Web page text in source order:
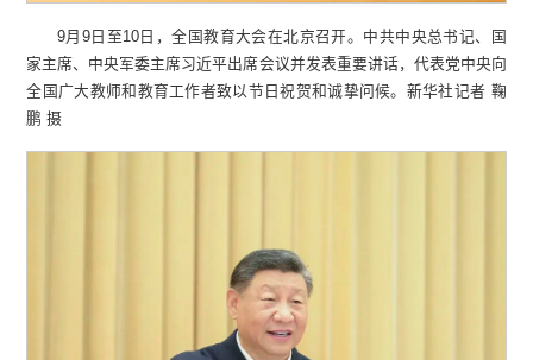
9月9日至10日，全国教育大会在北京召开。中共中央总书记、国
家主席、中央军委主席习近平出席会议并发表重要讲话，代表党中央向
全国广大教师和教育工作者致以节日祝贺和诚挚问候。新华社记者 鞠
鹏 摄